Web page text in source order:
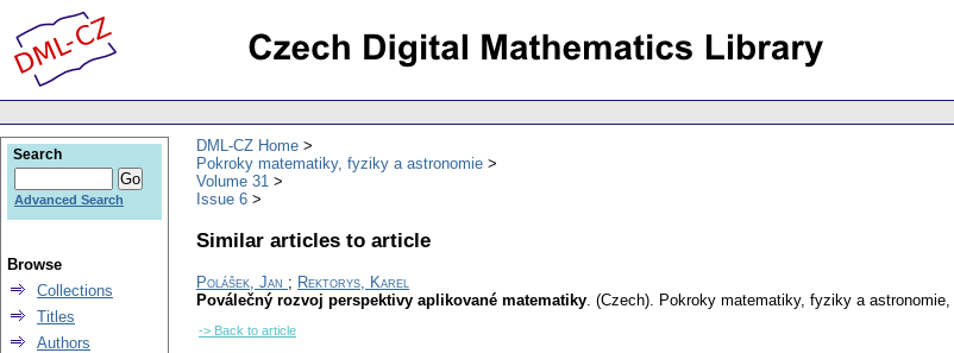
DML-CZ Home
Pokroky matematiky, fyziky a astronomie
Volume 31
Issue 6
Similar articles to article
Polášek, Jan ; Rektorys, Karel
Poválečný rozvoj perspektivy aplikované matematiky. (Czech). Pokroky matematiky, fyziky a astronomie,
-> Back to article
Search
Advanced Search
Browse
Collections
Titles
Authors